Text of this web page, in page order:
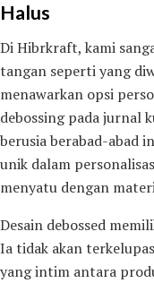
Halus
Di Hibrkraft, kami
tangan seperti yang
menawarkan opsi
debossing pada jurnal
berusia berabad-abad
unik dalam
menyatu dengan
Desain debossed
Ia tidak akan
yang intim antara